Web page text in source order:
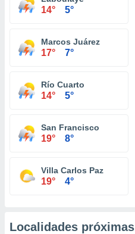
14° 5°
Marcos Juárez
17° 7°
Río Cuarto
14° 5°
San Francisco
19° 8°
Villa Carlos Paz
19° 4°
Localidades próximas